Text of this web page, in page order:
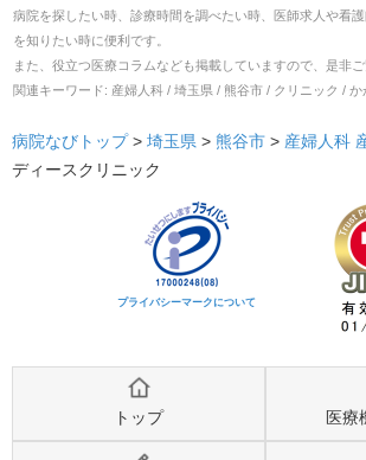
病院を探したい時、診療時間を調べたい時、医師求人や看
を知りたい時に便利です。
また、役立つ医療コラムなども掲載していますので、是非ご
関連キーワード: 産婦人科 / 埼玉県 / 熊谷市 / クリニック / か
病院なびトップ > 埼玉県 > 熊谷市 > 産婦人科
ディースクリニック
プライバシーマークについて
トップ 医療